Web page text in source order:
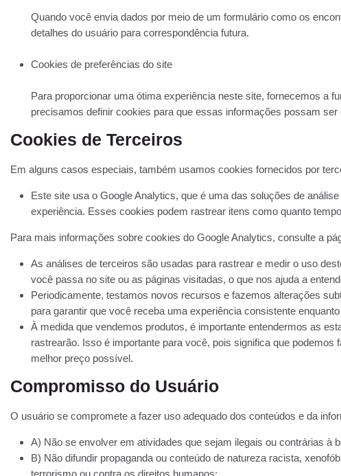
Quando você envia dados por meio de um formulário como os
detalhes do usuário para correspondência futura.
Cookies de preferências do site
Para proporcionar uma ótima experiência neste site, fornecemos a
precisamos definir cookies para que essas informações possam
Cookies de Terceiros
Em alguns casos especiais, também usamos cookies fornecidos por
Este site usa o Google Analytics, que é uma das soluções de
experiência. Esses cookies podem rastrear itens como quanto
Para mais informações sobre cookies do Google Analytics, consulte a
As análises de terceiros são usadas para rastrear e medir o uso
você passa no site ou as páginas visitadas, o que nos ajuda a
Periodicamente, testamos novos recursos e fazemos alterações
para garantir que você receba uma experiência consistente
À medida que vendemos produtos, é importante entendermos as
rastrearão. Isso é importante para você, pois significa que
melhor preço possível.
Compromisso do Usuário
O usuário se compromete a fazer uso adequado dos conteúdos e da
A) Não se envolver em atividades que sejam ilegais ou contrárias à
B) Não difundir propaganda ou conteúdo de natureza racista,
terrorismo ou contra os direitos humanos;